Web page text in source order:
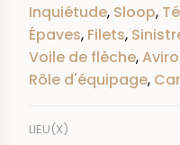
Inquiétude, Sloop,
Épaves, Filets,
Voile de flèche,
Rôle d'équipage,
LIEU(X)